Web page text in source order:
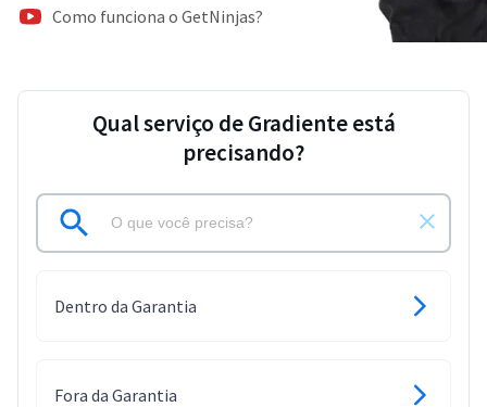
Como funciona o GetNinjas?
Qual serviço de Gradiente está
precisando?
Dentro da Garantia
Fora da Garantia